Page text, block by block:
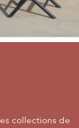
collections de
l’extérieur avec
contemporain